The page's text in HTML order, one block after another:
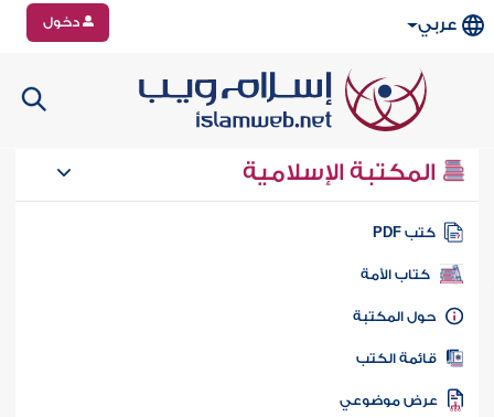
عربي دخول
المكتبة الإسلامية
كتب PDF
كتاب الأمة
المكتبة
الكتب